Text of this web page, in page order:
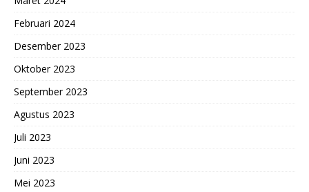
Februari 2024
Desember 2023
Oktober 2023
September 2023
Agustus 2023
Juli 2023
Juni 2023
Mei 2023